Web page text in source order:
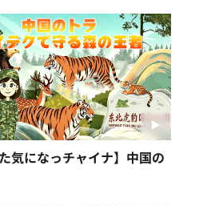
た気になっチャイナ】中国の